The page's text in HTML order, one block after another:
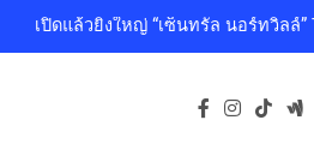
ที่สุด ปักหมุด 19 ธันวาคมนี้ ที่ทอง
เปิดแล้วยิ่งใหญ่ “เซ็นทรัล นอร์ทวิลล์”
ถวายความอาลัย และน้อมสำนึก
ของสมเด็จพระเจ้าลูกเธอ เจ้าฟ้าพัช